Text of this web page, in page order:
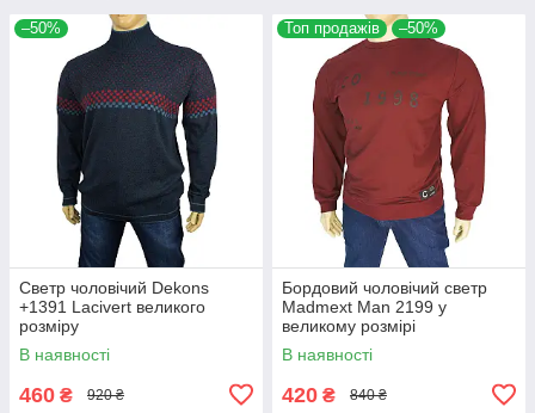
–50%
Светр чоловічий Dekons
+1391 Lacivert великого
розміру
В наявності
460 ₴ 920 ₴
Топ продажів –50%
Бордовий чоловічий светр
Madmext Man 2199 у
великому розмірі
В наявності
420 ₴ 840 ₴